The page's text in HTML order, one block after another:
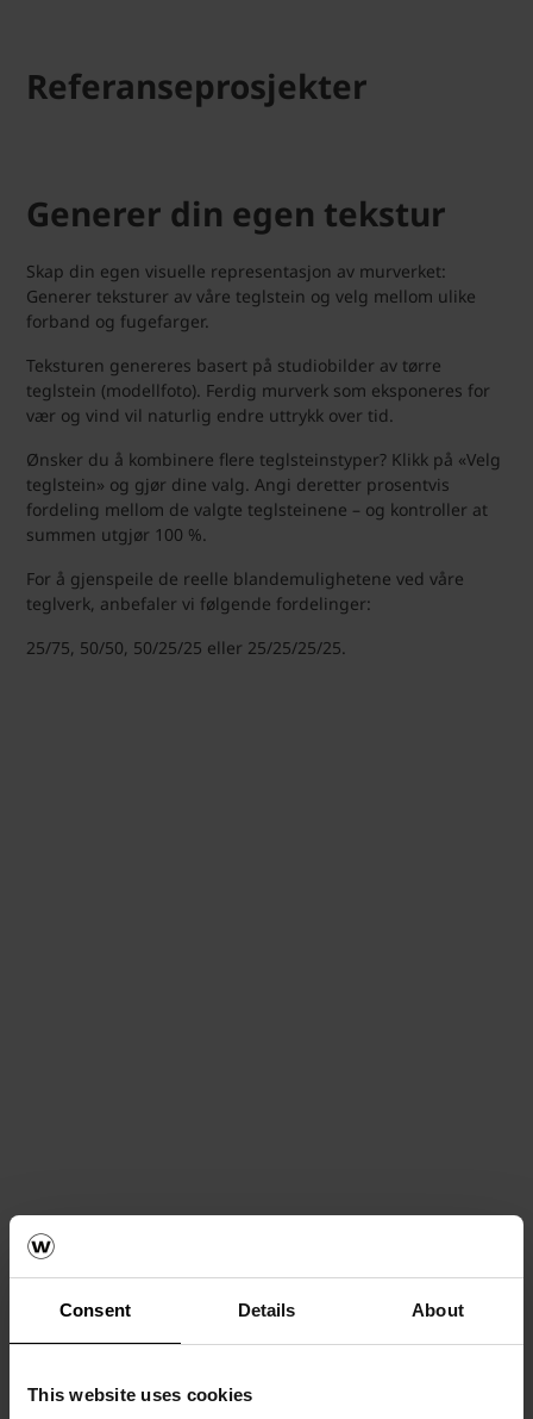
Consent Details About
This website uses cookies
Referanseprosjekter
Generer din egen tekstur
Skap din egen visuelle representasjon av murverket:
Generer teksturer av våre teglstein og velg mellom ulike
forband og fugefarger.
Teksturen genereres basert på studiobilder av tørre
teglstein (modellfoto). Ferdig murverk som eksponeres for
vær og vind vil naturlig endre uttrykk over tid.
Ønsker du å kombinere flere teglsteinstyper? Klikk på «Velg
teglstein» og gjør dine valg. Angi deretter prosentvis
fordeling mellom de valgte teglsteinene – og kontroller at
summen utgjør 100 %.
For å gjenspeile de reelle blandemulighetene ved våre
teglverk, anbefaler vi følgende fordelinger:
25/75, 50/50, 50/25/25 eller 25/25/25/25.
Siste artikler